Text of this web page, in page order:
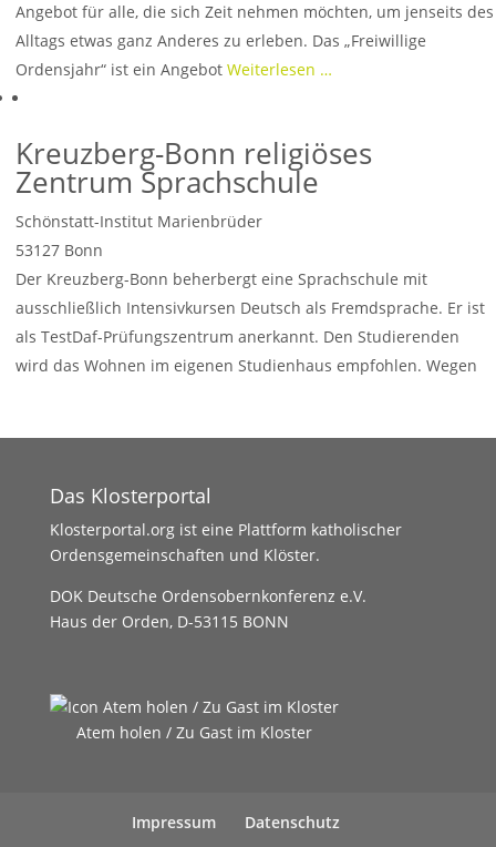
Angebot für alle, die sich Zeit nehmen möchten, um jenseits des
Alltags etwas ganz Anderes zu erleben. Das „Freiwillige
Ordensjahr“ ist ein Angebot Weiterlesen …
Kreuzberg-Bonn religiöses
Zentrum Sprachschule
Schönstatt-Institut Marienbrüder
53127 Bonn
Der Kreuzberg-Bonn beherbergt eine Sprachschule mit
ausschließlich Intensivkursen Deutsch als Fremdsprache. Er ist
als TestDaf-Prüfungszentrum anerkannt. Den Studierenden
wird das Wohnen im eigenen Studienhaus empfohlen. Wegen
Das Klosterportal
Klosterportal.org ist eine Plattform katholischer
Ordensgemeinschaften und Klöster.
DOK Deutsche Ordensobernkonferenz e.V.
Haus der Orden, D-53115 BONN
Atem holen / Zu Gast im Kloster
Impressum Datenschutz